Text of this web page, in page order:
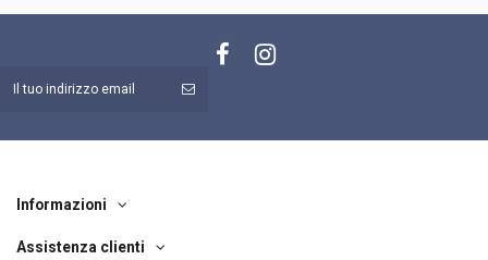
Informazioni
Assistenza clienti